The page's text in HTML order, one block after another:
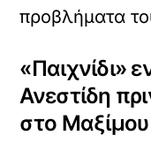
προβλήματα
«Παιχνίδι»
Ανεστίδη
στο Μαξίμου